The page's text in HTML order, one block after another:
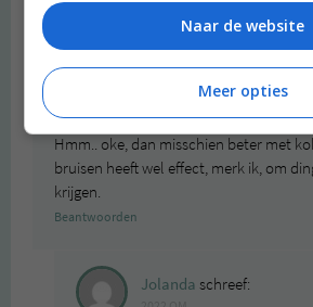
Hmm.. oke, dan misschien beter met
bruisen heeft wel effect, merk ik, om
krijgen.
Beantwoorden
Jolanda schreef:
Naar de website
Meer opties